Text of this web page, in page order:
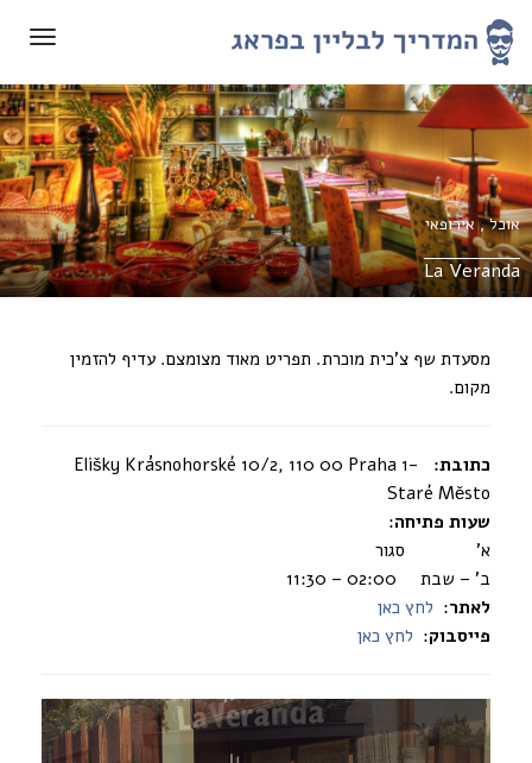
אוכל,אירופאי
La Veranda
מסעדת שף צ’כית מוכרת. תפריט מאוד מצומצם. עדיף להזמין
מקום.
כתובת:
Elišky Krásnohorské 10/2, 110 00 Praha 1-
Staré Město
שעות פתיחה:
א’ סגור
ב’ – שבת 02:00 – 11:30
לאתר: לחץ כאן
פייסבוק: לחץ כאן